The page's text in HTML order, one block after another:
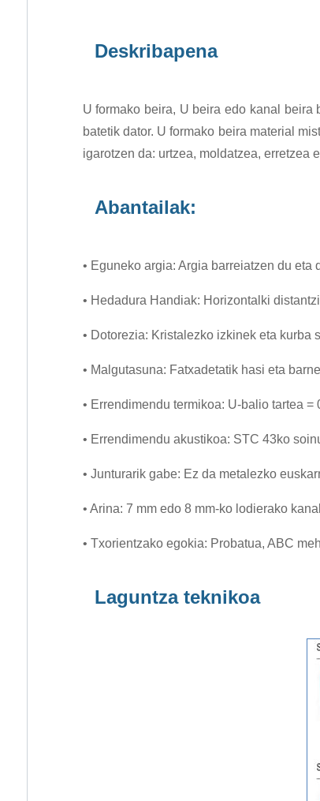
Deskribapena
U formako beira, U beira edo kanal beira
batetik dator. U formako beira material
igarotzen da: urtzea, moldatzea, erretzea
Abantailak:
• Eguneko argia: Argia barreiatzen du
• Hedadura Handiak: Horizontalki
• Dotorezia: Kristalezko izkinek eta kurba
• Malgutasuna: Fatxadetatik hasi eta
• Errendimendu termikoa: U-balio tartea
• Errendimendu akustikoa: STC 43ko
• Junturarik gabe: Ez da metalezko
• Arina: 7 mm edo 8 mm-ko lodierako
• Txorientzako egokia: Probatua, ABC
Laguntza teknikoa